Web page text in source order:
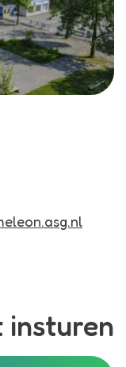
insturen